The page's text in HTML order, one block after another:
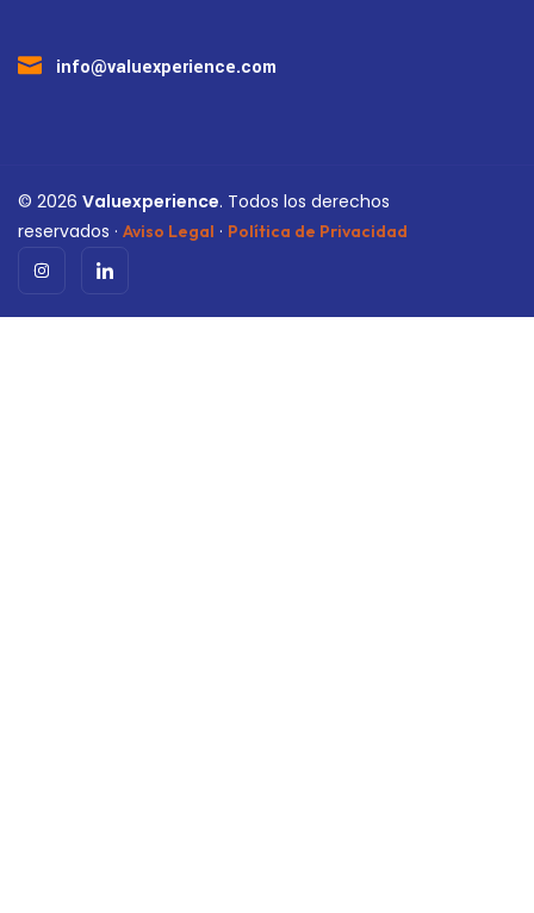
info@valuexperience.com
© 2026 Valuexperience. Todos los derechos
reservados · Aviso Legal · Política de Privacidad